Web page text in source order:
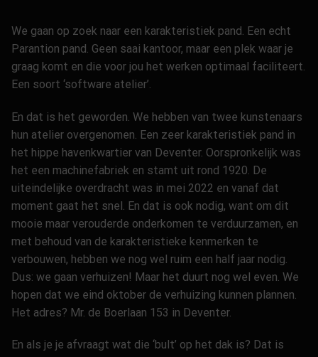
We gaan op zoek naar een karakteristiek pand. Een echt
Parantion pand. Geen saai kantoor, maar een plek waar je
graag komt en die voor jou het werken optimaal faciliteert.
Een soort ‘software atelier’.
En dat is het geworden. We hebben van twee kunstenaars
hun atelier overgenomen. Een zeer karakteristiek pand in
het hippe havenkwartier van Deventer. Oorspronkelijk was
het een machinefabriek en stamt uit rond 1920. De
uiteindelijke overdracht was in mei 2022 en vanaf dat
moment gaat het snel. En dat is ook nodig, want om dit
mooie maar verouderde onderkomen te verduurzamen, en
met behoud van de karakteristieke kenmerken te
verbouwen, hebben we nog wel ruim een half jaar nodig.
Dus: we gaan verhuizen! Maar het duurt nog wel even. We
hopen dat we eind oktober de verhuizing kunnen plannen.
Het adres? Mr. de Boerlaan 153 in Deventer.
En als je je afvraagt wat die ‘bult’ op het dak is? Dat is